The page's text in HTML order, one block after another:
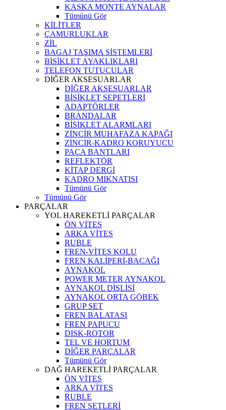
KASKA MONTE AYNALAR
Tümünü Gör
KİLİTLER
ÇAMURLUKLAR
ZİL
BAGAJ TAŞIMA SİSTEMLERİ
BİSİKLET AYAKLIKLARI
TELEFON TUTUCULAR
DİĞER AKSESUARLAR
DİĞER AKSESUARLAR
BİSİKLET SEPETLERİ
ADAPTÖRLER
BRANDALAR
BİSİKLET ALARMLARI
ZİNCİR MUHAFAZA KAPAĞI
ZİNCİR-KADRO KORUYUCU
PAÇA BANTLARI
REFLEKTÖR
KİTAP DERGİ
KADRO MIKNATISI
Tümünü Gör
Tümünü Gör
PARÇALAR
YOL HAREKETLİ PARÇALAR
ÖN VİTES
ARKA VİTES
RUBLE
FREN-VİTES KOLU
FREN KALİPERİ-BACAĞI
AYNAKOL
POWER METER AYNAKOL
AYNAKOL DİŞLİSİ
AYNAKOL ORTA GÖBEK
GRUP SET
FREN BALATASI
FREN PAPUCU
DISK-ROTOR
TEL VE HORTUM
DİĞER PARÇALAR
Tümünü Gör
DAĞ HAREKETLİ PARÇALAR
ÖN VİTES
ARKA VİTES
RUBLE
FREN SETLERİ